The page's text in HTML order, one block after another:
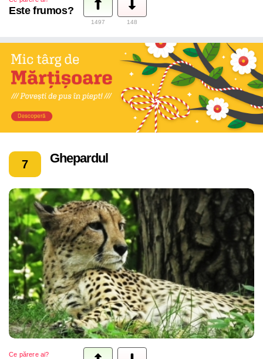
Este frumos?
1497 148
7 Ghepardul
Ce părere ai?